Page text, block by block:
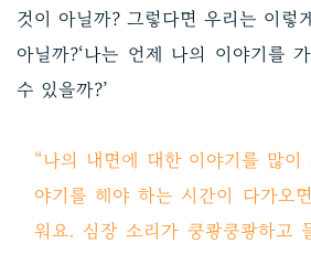
것이 아닐까? 그렇다면 우리는 이렇
아닐까?‘나는 언제 나의 이야기를
수 있을까?’
“나의 내면에 대한 이야기를 많이
야기를 해야 하는 시간이 다가오
워요. 심장 소리가 쿵쾅쿵쾅하고